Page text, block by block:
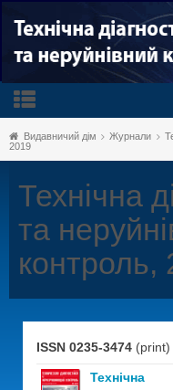
Видавничий дім Журнали
2019
Технічна
та
контроль,
ISSN 0235-3474 (print)
Технічна